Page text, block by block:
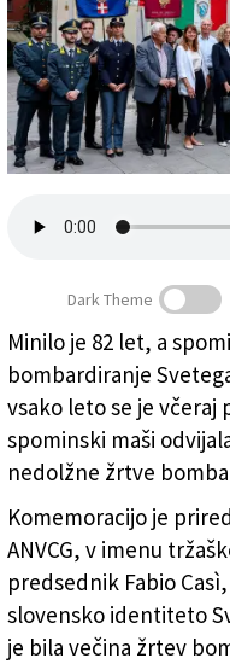
Naročnine
Sodelujoči in
TEDESCHI/
Dark Theme
Minilo je 82 let, a
bombardiranje
vsako leto se je
spominski maši
nedolžne žrtve
Komemoracijo je
ANVCG, v imenu
predsednik Fabio
slovensko identiteto
je bila večina žrtev